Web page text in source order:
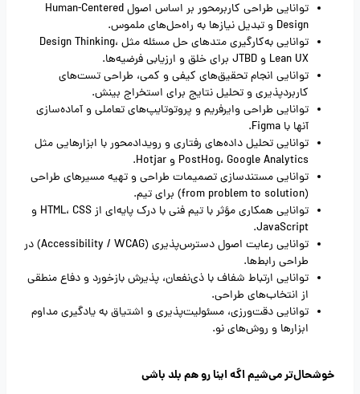
توانایی طراحی کاربرمحور بر اساس اصول Human-Centered
Design و تبدیل نیازها به راه‌حل‌های ملموس.
توانایی به‌کارگیری متدهای حل مسئله مثل Design Thinking،
Lean UX و JTBD برای خلق و ارزیابی فرضیه‌ها.
توانایی انجام تحقیق‌های کیفی و کمی، طراحی تست‌های
کاربردپذیری و تحلیل نتایج برای استخراج بینش.
توانایی طراحی وایرفریم و پروتوتایپ‌های تعاملی و آماده‌سازی
آنها با Figma.
توانایی تحلیل داده‌های رفتاری و رویدادمحور با ابزارهایی مثل
PostHog، Google Analytics و Hotjar.
توانایی مستندسازی تصمیمات طراحی و تهیه مسیرهای طراحی
(from problem to solution) برای تیم.
توانایی همکاری مؤثر با تیم فنی با درک پایه‌ای از HTML، CSS و
JavaScript.
توانایی رعایت اصول دسترس‌پذیری (Accessibility / WCAG) در
طراحی رابط‌ها.
توانایی ارتباط شفاف با ذی‌نفعان، پذیرش بازخورد و دفاع منطقی
از انتخاب‌های طراحی.
توانایی دقت‌ورزی، مسئولیت‌پذیری و اشتیاق به یادگیری مداوم
ابزارها و روش‌های نو.
خوشحال‌تر می‌شیم اگه اینا رو هم بلد باشی